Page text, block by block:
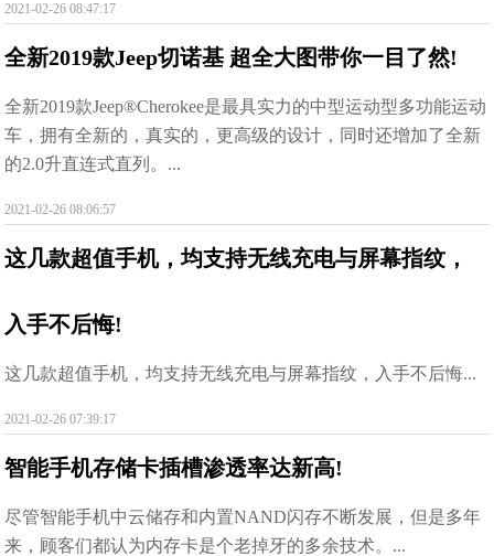
2021-02-26 08:47:17
全新2019款Jeep切诺基 超全大图带你一目了然!
全新2019款Jeep®Cherokee是最具实力的中型运动型多功能运动
车，拥有全新的，真实的，更高级的设计，同时还增加了全新
的2.0升直连式直列。...
2021-02-26 08:06:57
这几款超值手机，均支持无线充电与屏幕指纹，
入手不后悔!
这几款超值手机，均支持无线充电与屏幕指纹，入手不后悔...
2021-02-26 07:39:17
智能手机存储卡插槽渗透率达新高!
尽管智能手机中云储存和内置NAND闪存不断发展，但是多年
来，顾客们都认为内存卡是个老掉牙的多余技术。...